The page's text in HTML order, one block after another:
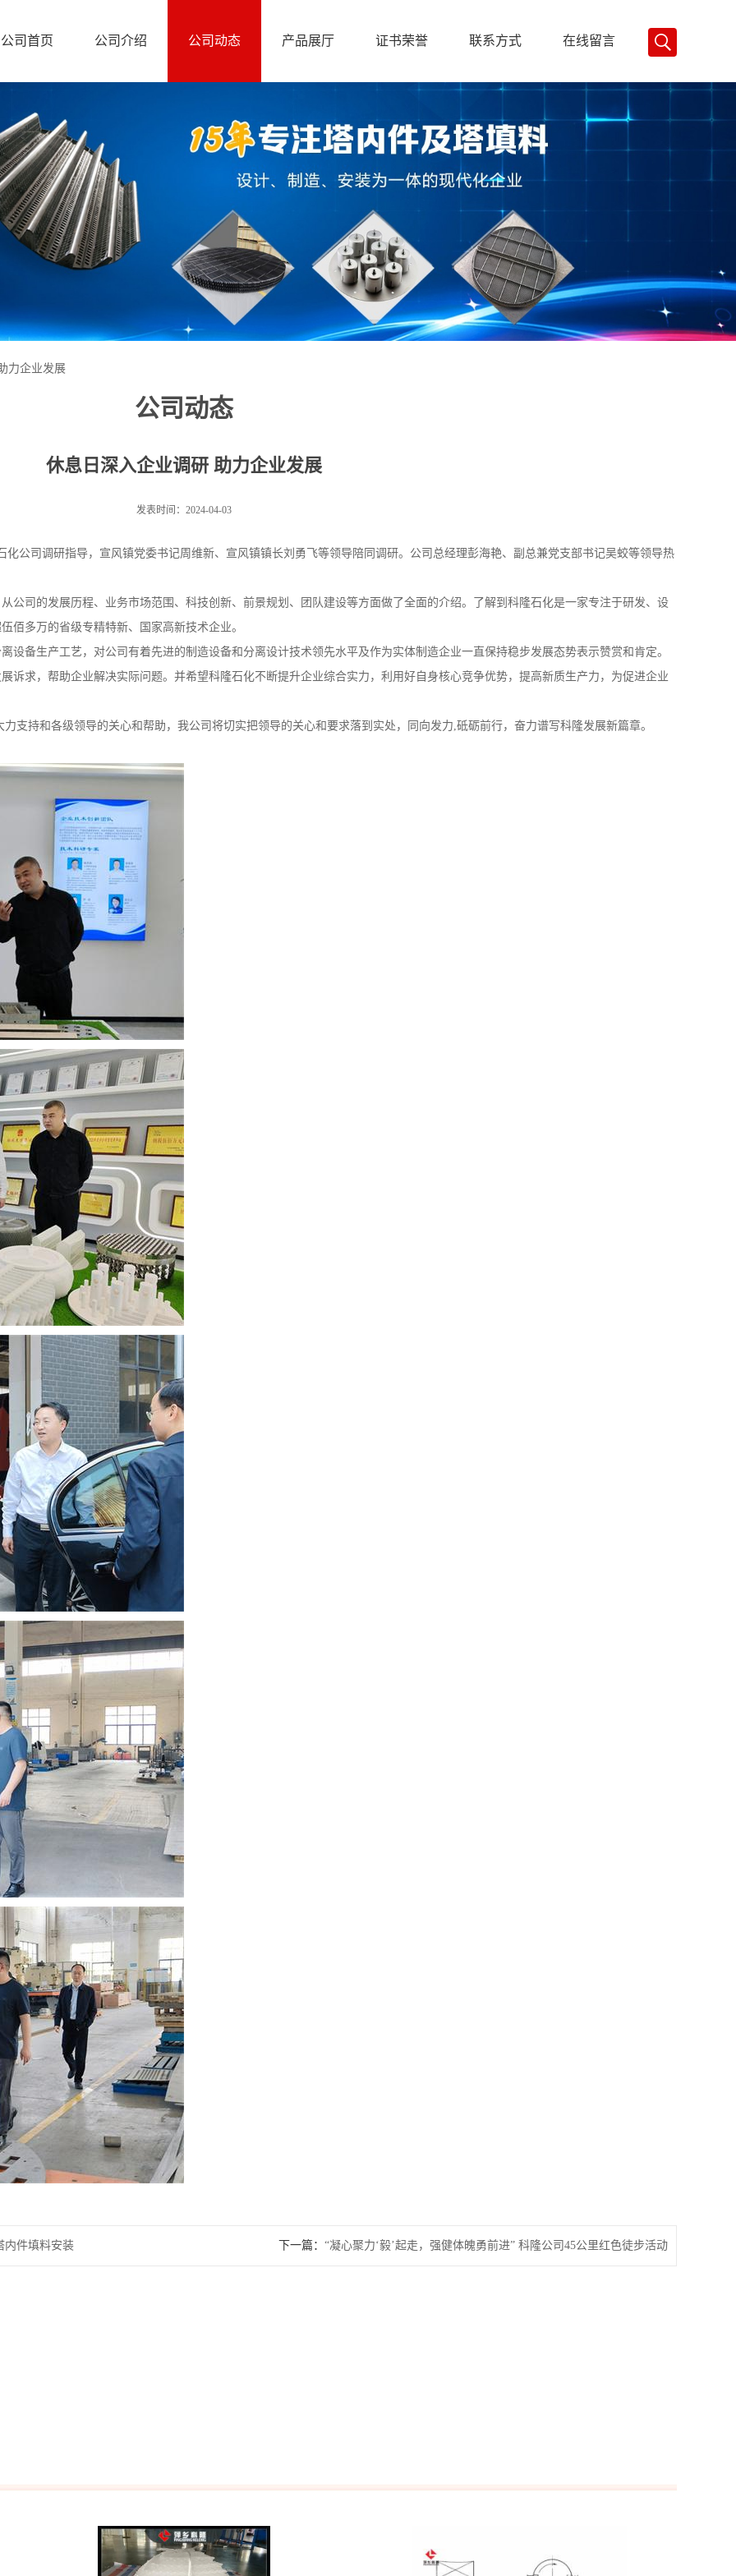
公司首页 公司介绍 公司动态 产品展厅 证书荣誉 联系方式 在线留言
力企业发展
公司动态
休息日深入企业调研 助力企业发展
发表时间：2024-04-03
司调研指导，宣风镇党委书记周维新、宣风镇镇长刘勇飞等领导陪同调研。公司总经理彭海艳、副总兼党支部书记吴蛟等领导热
的发展历程、业务市场范围、科技创新、前景规划、团队建设等方面做了全面的介绍。了解到科隆石化是一家专注于研发、设
佰多万的省级专精特新、国家高新技术企业。
生产工艺，对公司有着先进的制造设备和分离设计技术领先水平及作为实体制造企业一直保持稳步发展态势表示赞赏和肯定。
诉求，帮助企业解决实际问题。并希望科隆石化不断提升企业综合实力，利用好自身核心竞争优势，提高新质生产力，为促进企业
持和各级领导的关心和帮助，我公司将切实把领导的关心和要求落到实处，同向发力,砥砺前行，奋力谱写科隆发展新篇章。
内件填料安装 下一篇： “凝心聚力‘毅’起走，强健体魄勇前进” 科隆公司45公里红色徒步活动